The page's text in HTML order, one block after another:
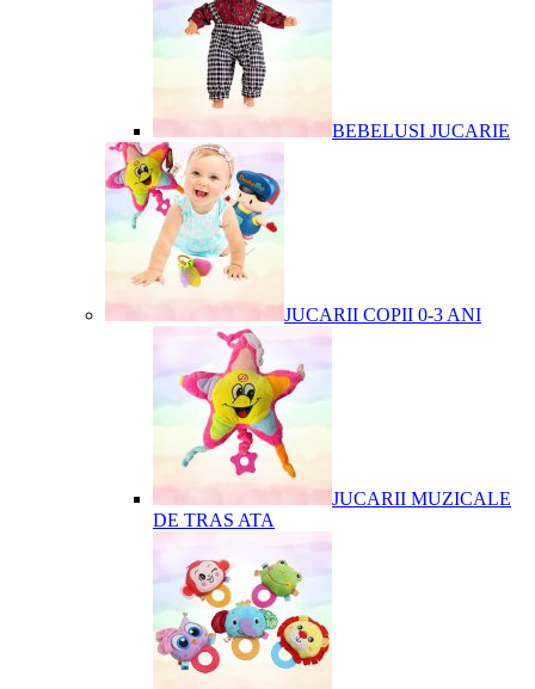
BEBELUSI JUCARIE
JUCARII COPII 0-3 ANI
JUCARII MUZICALE
DE TRAS ATA